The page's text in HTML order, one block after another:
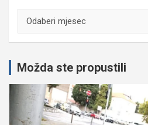
Možda ste propustili